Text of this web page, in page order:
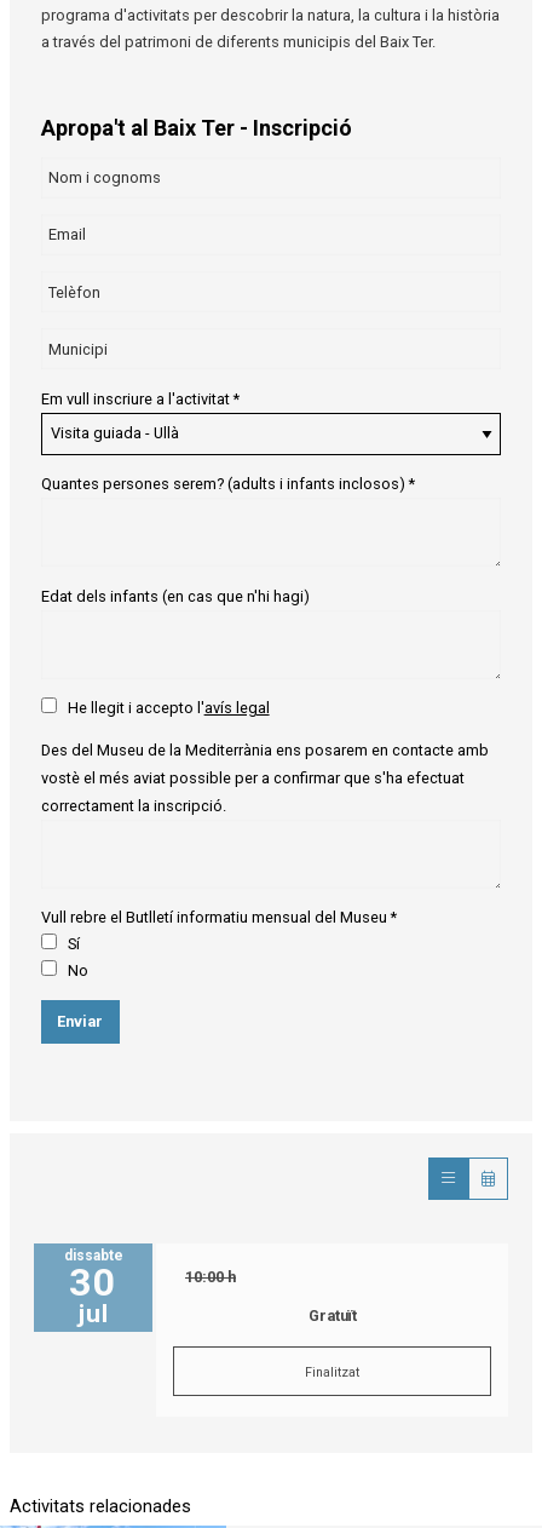
programa d'activitats per descobrir la natura, la cultura i la història
a través del patrimoni de diferents municipis del Baix Ter.
Apropa't al Baix Ter - Inscripció
Em vull inscriure a l'activitat*
Quantes persones serem? (adults i infants inclosos)*
Edat dels infants (en cas que n'hi hagi)
He llegit i accepto l'avís legal
Des del Museu de la Mediterrània ens posarem en contacte amb
vostè el més aviat possible per a confirmar que s'ha efectuat
correctament la inscripció.
Vull rebre el Butlletí informatiu mensual del Museu*
Sí
No
Enviar
dissabte
30
jul
10:00 h
Gratuït
Finalitzat
Activitats relacionades